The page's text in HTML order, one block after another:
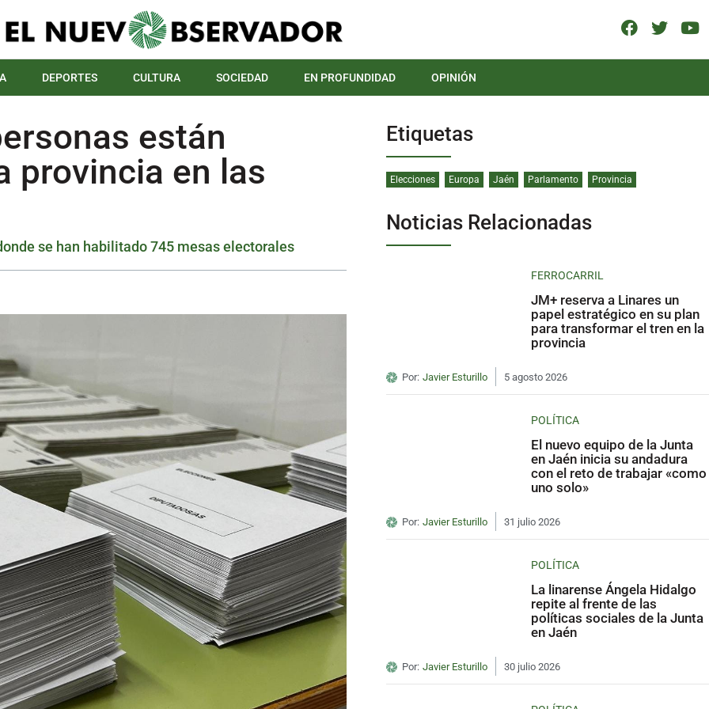
DEPORTES CULTURA SOCIEDAD EN PROFUNDIDAD OPINIÓN
están
provincia en las
se han habilitado 745 mesas electorales
Etiquetas
Elecciones Europa Jaén Parlamento Provincia
Noticias Relacionadas
FERROCARRIL
JM+ reserva a Linares un
papel estratégico en su plan
para transformar el tren en la
provincia
Por: Javier Esturillo 5 agosto 2026
POLÍTICA
El nuevo equipo de la Junta
en Jaén inicia su andadura
con el reto de trabajar «como
uno solo»
Por: Javier Esturillo 31 julio 2026
POLÍTICA
La linarense Ángela Hidalgo
repite al frente de las
políticas sociales de la Junta
en Jaén
Por: Javier Esturillo 30 julio 2026